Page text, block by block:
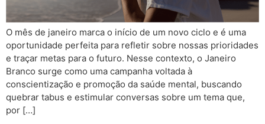
O mês de janeiro marca o início de um novo ciclo e é uma
oportunidade perfeita para refletir sobre nossas prioridades
e traçar metas para o futuro. Nesse contexto, o Janeiro
Branco surge como uma campanha voltada à
conscientização e promoção da saúde mental, buscando
quebrar tabus e estimular conversas sobre um tema que,
por […]